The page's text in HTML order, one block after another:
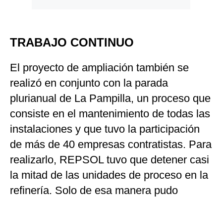
TRABAJO CONTINUO
El proyecto de ampliación también se
realizó en conjunto con la parada
plurianual de La Pampilla, un proceso que
consiste en el mantenimiento de todas las
instalaciones y que tuvo la participación
de más de 40 empresas contratistas. Para
realizarlo, REPSOL tuvo que detener casi
la mitad de las unidades de proceso en la
refinería. Solo de esa manera pudo